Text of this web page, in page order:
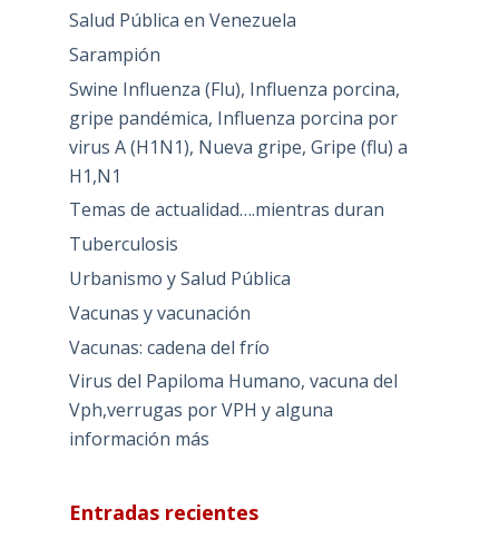
Salud Pública en Venezuela
Sarampión
Swine Influenza (Flu), Influenza porcina,
gripe pandémica, Influenza porcina por
virus A (H1N1), Nueva gripe, Gripe (flu) a
H1,N1
Temas de actualidad….mientras duran
Tuberculosis
Urbanismo y Salud Pública
Vacunas y vacunación
Vacunas: cadena del frío
Virus del Papiloma Humano, vacuna del
Vph,verrugas por VPH y alguna
información más
Entradas recientes